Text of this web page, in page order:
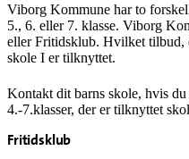
Viborg Kommune har to
5., 6. eller 7. klasse. Viborg
eller Fritidsklub. Hvilket tilbud,
skole I er tilknyttet.
Kontakt dit barns skole, hvis
4.-7.klasser, der er tilknyttet
Fritidsklub